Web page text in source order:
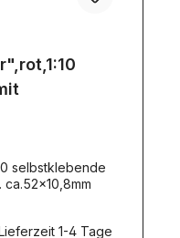
selbstklebende
1-4 Tage